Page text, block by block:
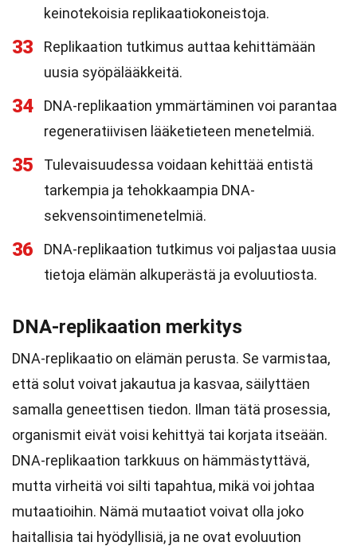
keinotekoisia replikaatiokoneistoja.
33
Replikaation tutkimus auttaa kehittämään
uusia syöpälääkkeitä.
34
DNA-replikaation ymmärtäminen voi parantaa
regeneratiivisen lääketieteen menetelmiä.
35
Tulevaisuudessa voidaan kehittää entistä
tarkempia ja tehokkaampia DNA-
sekvensointimenetelmiä.
36
DNA-replikaation tutkimus voi paljastaa uusia
tietoja elämän alkuperästä ja evoluutiosta.
DNA-replikaation merkitys
DNA-replikaatio on elämän perusta. Se varmistaa,
että solut voivat jakautua ja kasvaa, säilyttäen
samalla geneettisen tiedon. Ilman tätä prosessia,
organismit eivät voisi kehittyä tai korjata itseään.
DNA-replikaation tarkkuus on hämmästyttävä,
mutta virheitä voi silti tapahtua, mikä voi johtaa
mutaatioihin. Nämä mutaatiot voivat olla joko
haitallisia tai hyödyllisiä, ja ne ovat evoluution